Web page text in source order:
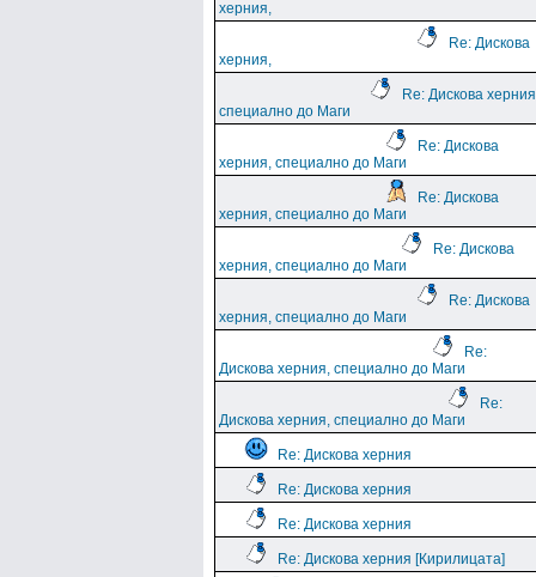
херния,
Re: Дискова
херния,
Re: Дискова
специално до Маги
Re: Дискова
херния, специално до Маги
Re: Дискова
херния, специално до Маги
Re: Дискова
херния, специално до Маги
Re: Дискова
херния, специално до Маги
Re:
Дискова херния, специално до Маги
Re:
Дискова херния, специално до Маги
Re: Дискова херния
Re: Дискова херния
Re: Дискова херния
Re: Дискова херния [Кирилицата]